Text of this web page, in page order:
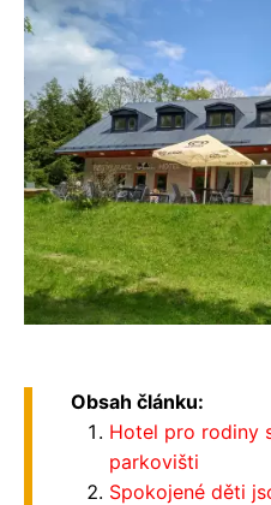
Obsah článku:
Hotel pro rodiny
parkovišti
Spokojené děti